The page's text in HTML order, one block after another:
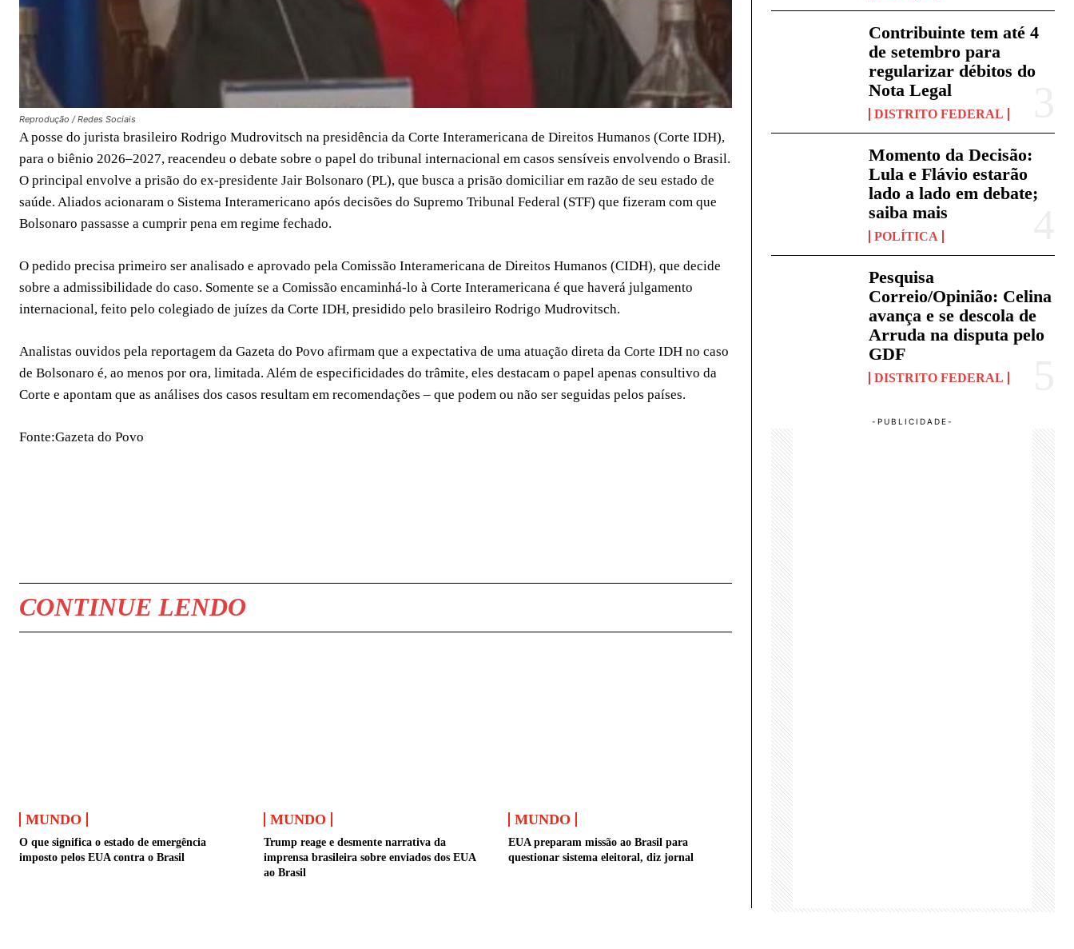
Reprodução / Redes Sociais
A posse do jurista brasileiro Rodrigo Mudrovitsch na presidência da Corte Interamericana de Direitos Humanos (Corte IDH),
para o biênio 2026–2027, reacendeu o debate sobre o papel do tribunal internacional em casos sensíveis envolvendo o Brasil.
O principal envolve a prisão do ex-presidente Jair Bolsonaro (PL), que busca a prisão domiciliar em razão de seu estado de
saúde. Aliados acionaram o Sistema Interamericano após decisões do Supremo Tribunal Federal (STF) que fizeram com que
Bolsonaro passasse a cumprir pena em regime fechado.
O pedido precisa primeiro ser analisado e aprovado pela Comissão Interamericana de Direitos Humanos (CIDH), que decide
sobre a admissibilidade do caso. Somente se a Comissão encaminhá-lo à Corte Interamericana é que haverá julgamento
internacional, feito pelo colegiado de juízes da Corte IDH, presidido pelo brasileiro Rodrigo Mudrovitsch.
Analistas ouvidos pela reportagem da Gazeta do Povo afirmam que a expectativa de uma atuação direta da Corte IDH no caso
de Bolsonaro é, ao menos por ora, limitada. Além de especificidades do trâmite, eles destacam o papel apenas consultivo da
Corte e apontam que as análises dos casos resultam em recomendações – que podem ou não ser seguidas pelos países.
Fonte:Gazeta do Povo
CONTINUE LENDO
MUNDO
O que significa o estado de emergência
imposto pelos EUA contra o Brasil
MUNDO
Trump reage e desmente narrativa da
imprensa brasileira sobre enviados dos EUA
ao Brasil
MUNDO
EUA preparam missão ao Brasil para
questionar sistema eleitoral, diz jornal
Contribuinte tem até 4
de setembro para
regularizar débitos do
Nota Legal
DISTRITO FEDERAL
Momento da Decisão:
Lula e Flávio estarão
lado a lado em debate;
saiba mais
POLÍTICA
Pesquisa
Correio/Opinião: Celina
avança e se descola de
Arruda na disputa pelo
GDF
DISTRITO FEDERAL